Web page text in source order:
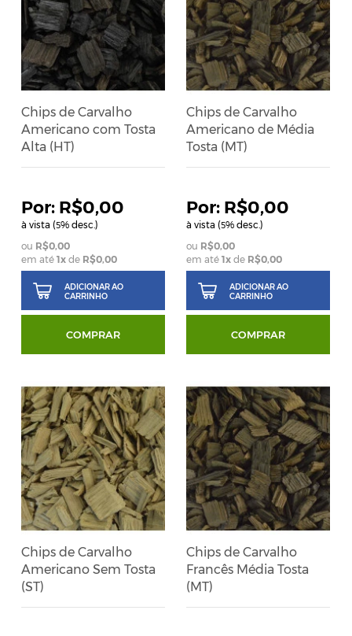
Chips de Carvalho
Americano com Tosta
Alta (HT)
R$0,00
à vista (5% desc.)
R$0,00
em até1x de R$0,00
ADICIONAR AO
CARRINHO
COMPRAR
Chips de Carvalho
Americano de Média
Tosta (MT)
R$0,00
à vista (5% desc.)
R$0,00
em até 1xde R$0,00
ADICIONAR AO
CARRINHO
COMPRAR
Chips de Carvalho
Americano Sem Tosta
(ST)
Chips de Carvalho
Francês Média Tosta
(MT)